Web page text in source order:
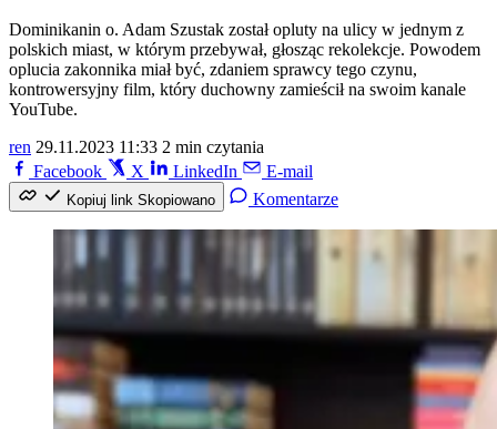
Dominikanin o. Adam Szustak został opluty na ulicy w jednym z
polskich miast, w którym przebywał, głosząc rekolekcje. Powodem
oplucia zakonnika miał być, zdaniem sprawcy tego czynu,
kontrowersyjny film, który duchowny zamieścił na swoim kanale
YouTube.
ren 29.11.2023 11:33 2 min czytania
Facebook
X LinkedIn E-mail
Kopiuj link Skopiowano Komentarze